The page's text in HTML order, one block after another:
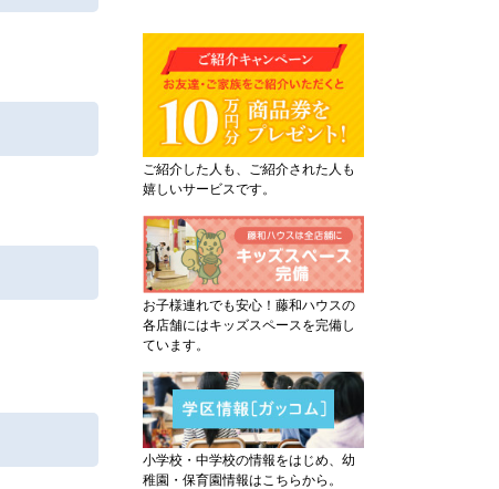
ご紹介した人も、ご紹介された人も
嬉しいサービスです。
お子様連れでも安心！藤和ハウスの
各店舗にはキッズスペースを完備し
ています。
小学校・中学校の情報をはじめ、幼
稚園・保育園情報はこちらから。